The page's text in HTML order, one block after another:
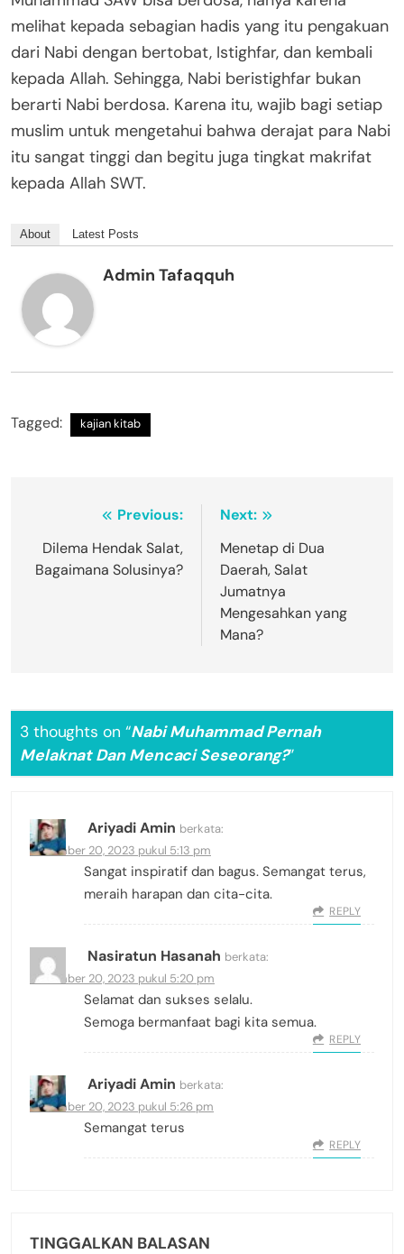
melihat kepada sebagian hadis yang itu pengakuan
dari Nabi dengan bertobat, Istighfar, dan kembali
kepada Allah. Sehingga, Nabi beristighfar bukan
berarti Nabi berdosa. Karena itu, wajib bagi setiap
muslim untuk mengetahui bahwa derajat para Nabi
itu sangat tinggi dan begitu juga tingkat makrifat
kepada Allah SWT.
About Latest Posts
Admin Tafaqquh
Tagged: kajian kitab
Navigasi
pos
Previous:
Dilema Hendak Salat,
Bagaimana Solusinya?
Next:
Menetap di Dua
Daerah, Salat
Jumatnya
Mengesahkan yang
Mana?
3 thoughts on “Nabi Muhammad Pernah
Melaknat Dan Mencaci Seseorang?”
Ariyadi Amin berkata:
Desember 20, 2023 pukul 5:13 pm
Sangat inspiratif dan bagus. Semangat terus,
meraih harapan dan cita-cita.
REPLY
Nasiratun Hasanah berkata:
Desember 20, 2023 pukul 5:20 pm
Selamat dan sukses selalu.
Semoga bermanfaat bagi kita semua.
REPLY
Ariyadi Amin berkata:
Desember 20, 2023 pukul 5:26 pm
Semangat terus
REPLY
TINGGALKAN BALASAN